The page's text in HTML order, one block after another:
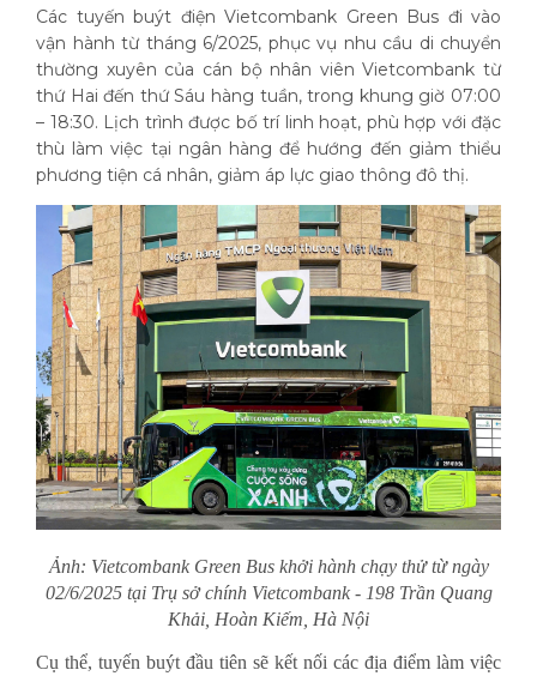
Các tuyến buýt điện Vietcombank Green Bus đi vào
vận hành từ tháng 6/2025, phục vụ nhu cầu di chuyển
thường xuyên của cán bộ nhân viên Vietcombank từ
thứ Hai đến thứ Sáu hàng tuần, trong khung giờ 07:00
– 18:30. Lịch trình được bố trí linh hoạt, phù hợp với đặc
thù làm việc tại ngân hàng để hướng đến giảm thiểu
phương tiện cá nhân, giảm áp lực giao thông đô thị.
Ảnh: Vietcombank Green Bus khởi hành chạy thử từ ngày
02/6/2025 tại Trụ sở chính Vietcombank - 198 Trần Quang
Khải, Hoàn Kiếm, Hà Nội
Cụ thể, tuyến buýt đầu tiên sẽ kết nối các địa điểm làm việc